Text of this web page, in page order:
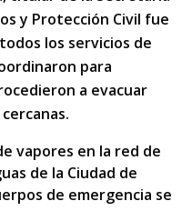
y Protección Civil fue
los servicios de
para
a evacuar
vapores en la red de
de la Ciudad de
de emergencia se